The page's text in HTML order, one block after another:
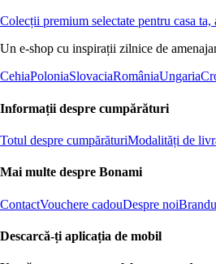
Colecții premium selectate pentru casa
Un e-shop cu inspirații zilnice de
CehiaPoloniaSlovaciaRomâniaUngaria
Informații despre cumpărături
Totul despre cumpărăturiModalități de
Mai multe despre Bonami
ContactVouchere cadouDespre noi
Descarcă-ți aplicația de mobil